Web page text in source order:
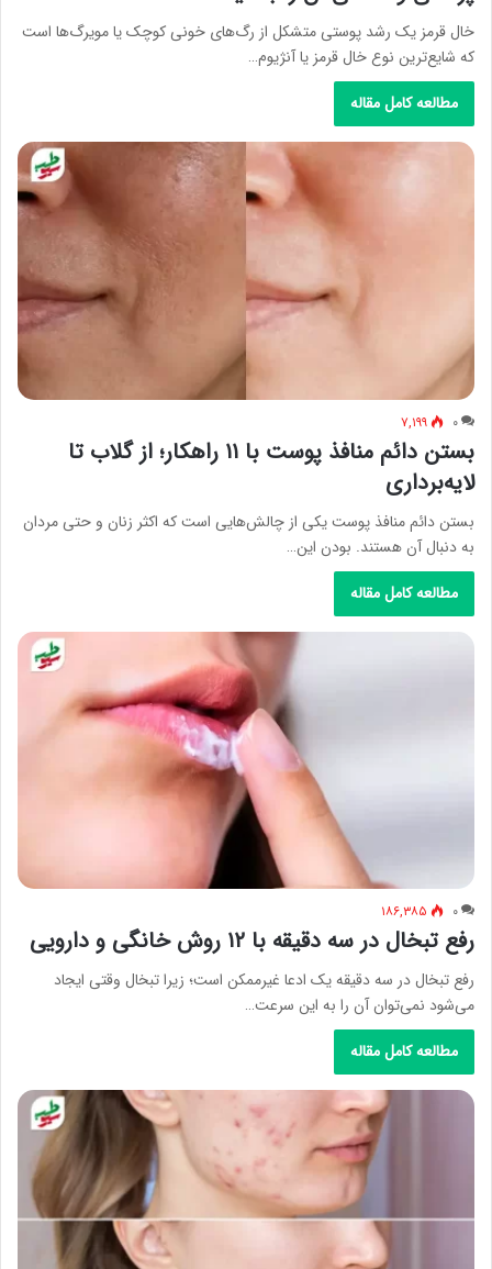
خال قرمز یک رشد پوستی متشکل از رگ‌های خونی کوچک یا مویرگ‌ها است
که شایع‌ترین نوع خال قرمز یا آنژیوم…
مطالعه کامل مقاله
۰ ۷,۱۹۹
بستن دائم منافذ پوست با ۱۱ راهکار؛ از گلاب تا
لایه‌برداری
بستن دائم منافذ پوست یکی از چالش‌هایی است که اکثر زنان و حتی مردان
به دنبال آن هستند. بودن این…
مطالعه کامل مقاله
۰ ۱۸۶,۳۸۵
رفع تبخال در سه دقیقه با ۱۲ روش خانگی و دارویی
رفع تبخال در سه دقیقه یک ادعا غیرممکن است؛ زیرا تبخال وقتی ایجاد
می‌شود نمی‌توان آن را به این سرعت…
مطالعه کامل مقاله